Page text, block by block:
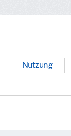
Nutzung